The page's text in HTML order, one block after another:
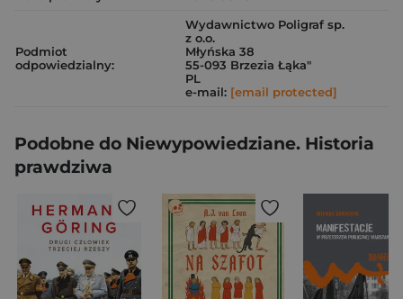
Podmiot
odpowiedzialny:
Wydawnictwo Poligraf sp.
z o.o.
Młyńska 38
55-093 Brzezia Łąka"
PL
e-mail: [email protected]
Podobne do Niewypowiedziane. Historia
prawdziwa